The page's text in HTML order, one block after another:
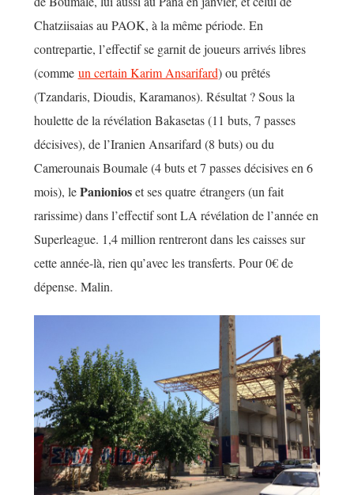
Chatziisaias au PAOK, à la même période. En
contrepartie, l’effectif se garnit de joueurs arrivés libres
(comme un certain Karim Ansarifard) ou prêtés
(Tzandaris, Dioudis, Karamanos). Résultat ? Sous la
houlette de la révélation Bakasetas (11 buts, 7 passes
décisives), de l’Iranien Ansarifard (8 buts) ou du
Camerounais Boumale (4 buts et 7 passes décisives en 6
mois), lePanionioset ses quatre étrangers (un fait
rarissime) dans l’effectif sont LA révélation de l’année en
Superleague. 1,4 million rentreront dans les caisses sur
cette année-là, rien qu’avec les transferts. Pour 0€ de
dépense. Malin.